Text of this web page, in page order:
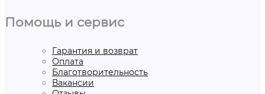
Помощь и сервис
Гарантия и возврат
Оплата
Благотворительность
Вакансии